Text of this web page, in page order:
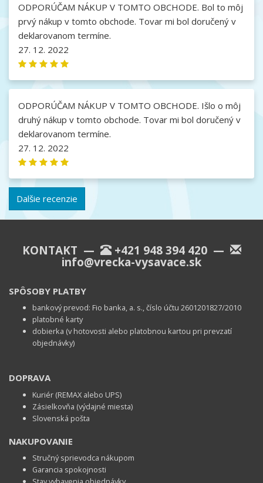
ODPORÚČAM NÁKUP V TOMTO OBCHODE. Bol to môj
prvý nákup v tomto obchode. Tovar mi bol doručený v
deklarovanom termíne.
27. 12. 2022
ODPORÚČAM NÁKUP V TOMTO OBCHODE. Išlo o môj
druhý nákup v tomto obchode. Tovar mi bol doručený v
deklarovanom termíne.
27. 12. 2022
Dalšie recenzie
KONTAKT — +421 948 394 420—
info@vrecka-vysavace.sk
SPÔSOBY PLATBY
bankový prevod: Fio banka, a. s., číslo účtu 2601201827/2010
platobné karty
dobierka (v hotovosti alebo platobnou kartou pri prevzatí
objednávky)
DOPRAVA
Kuriér (REMAX alebo UPS)
Zásielkovňa (výdajné miesta)
Slovenská pošta
NAKUPOVANIE
Stručný sprievodca nákupom
Garancia spokojnosti